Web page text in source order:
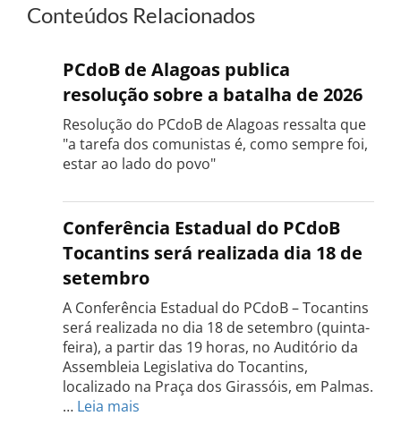
Conteúdos Relacionados
PCdoB de Alagoas publica
resolução sobre a batalha de 2026
Resolução do PCdoB de Alagoas ressalta que
"a tarefa dos comunistas é, como sempre foi,
estar ao lado do povo"
Conferência Estadual do PCdoB
Tocantins será realizada dia 18 de
setembro
A Conferência Estadual do PCdoB – Tocantins
será realizada no dia 18 de setembro (quinta-
feira), a partir das 19 horas, no Auditório da
Assembleia Legislativa do Tocantins,
localizado na Praça dos Girassóis, em Palmas.
… Leia mais